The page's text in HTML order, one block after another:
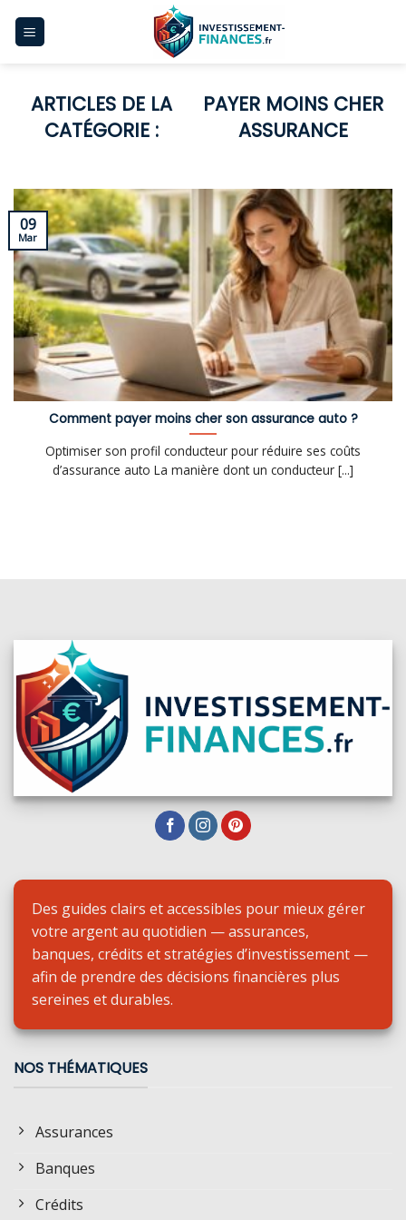
PAYER MOINS CHER
ASSURANCE
Comment payer moins cher son assurance auto ?
Optimiser son profil conducteur pour réduire ses coûts
d’assurance auto La manière dont un conducteur [...]
09
Mar
Des guides clairs et accessibles pour mieux gérer
votre argent au quotidien — assurances,
banques, crédits et stratégies d’investissement —
afin de prendre des décisions financières plus
sereines et durables.
NOS THÉMATIQUES
Assurances
Banques
Crédits